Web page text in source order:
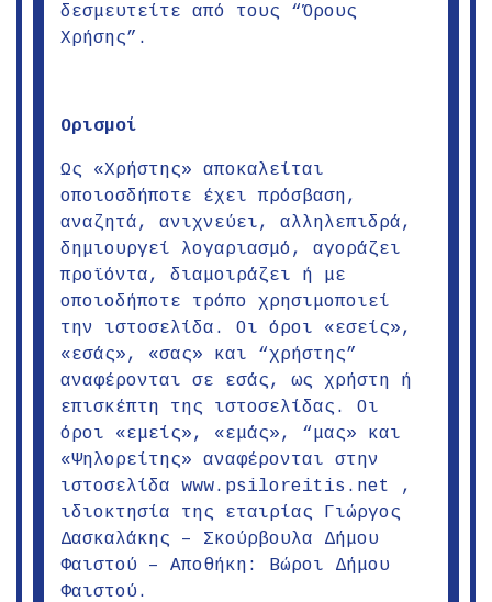
δεσμευτείτε από τους “Όρους
Χρήσης”.
Ορισμοί
Ως «Χρήστης» αποκαλείται
οποιοσδήποτε έχει πρόσβαση,
αναζητά, ανιχνεύει, αλληλεπιδρά,
δημιουργεί λογαριασμό, αγοράζει
προϊόντα, διαμοιράζει ή με
οποιοδήποτε τρόπο χρησιμοποιεί
την ιστοσελίδα. Οι όροι «εσείς»,
«εσάς», «σας» και “χρήστης”
αναφέρονται σε εσάς, ως χρήστη ή
επισκέπτη της ιστοσελίδας. Οι
όροι «εμείς», «εμάς», “μας» και
«Ψηλορείτης» αναφέρονται στην
ιστοσελίδα www.psiloreitis.net ,
ιδιοκτησία της εταιρίας Γιώργος
Δασκαλάκης – Σκούρβουλα Δήμου
Φαιστού – Αποθήκη: Βώροι Δήμου
Φαιστού.